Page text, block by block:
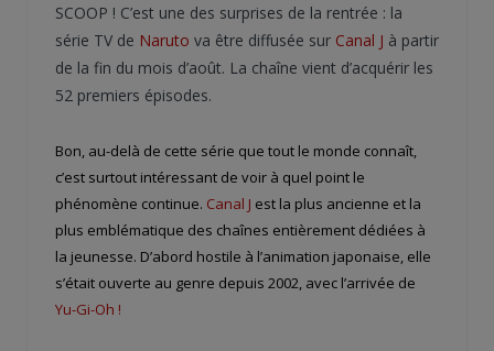
SCOOP ! C’est une des surprises de la rentrée : la
série TV de Naruto va être diffusée sur Canal J à partir
de la fin du mois d’août. La chaîne vient d’acquérir les
52 premiers épisodes.
Bon, au-delà de cette série que tout le monde connaît,
c’est surtout intéressant de voir à quel point le
phénomène continue. Canal J est la plus ancienne et la
plus emblématique des chaînes entièrement dédiées à
la jeunesse. D’abord hostile à l’animation japonaise, elle
s’était ouverte au genre depuis 2002, avec l’arrivée de
Yu-Gi-Oh !